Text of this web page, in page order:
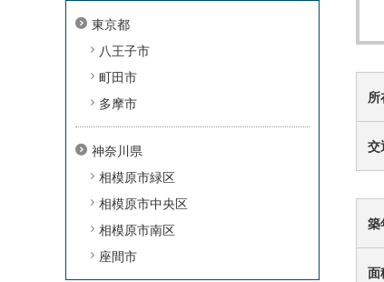
交
築
面
東京都
八王子市
町田市
多摩市
神奈川県
相模原市緑区
相模原市中央区
相模原市南区
座間市